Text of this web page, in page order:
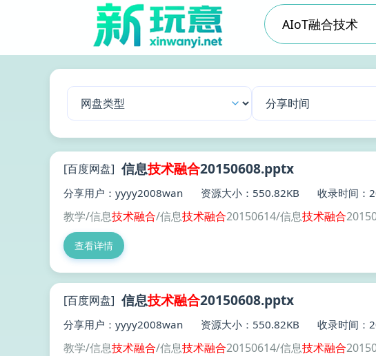
[百度网盘] 信息技术融合20150608.pptx
分享用户：yyyy2008wan 资源大小：550.82KB 收录时间：
教学/信息技术融合/信息技术融合20150614/信息技术融合
查看详情
[百度网盘] 信息技术融合20150608.pptx
分享用户：yyyy2008wan 资源大小：550.82KB 收录时间：
教学/信息技术融合/信息技术融合20150614/信息技术融合